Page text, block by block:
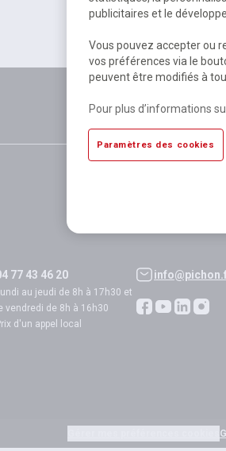
disponibles
77 43 46 20
au jeudi de 8h à 17h30 et
vendredi de 8h à 16h30
d'un appel local
publicitaires et le
Vous pouvez accepter ou
vos préférences via le
peuvent être modifiés à
Pour plus d’informations
Paramètres des cookies